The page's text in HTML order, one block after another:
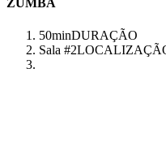
ZUMBA
50minDURAÇÃO
Sala #2